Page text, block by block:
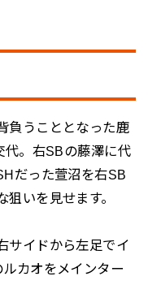
負うこととなった鹿
代。右SBの藤澤に代
だった萱沼を右SB
いを見せます。
サイドから左足でイ
カオをメインター